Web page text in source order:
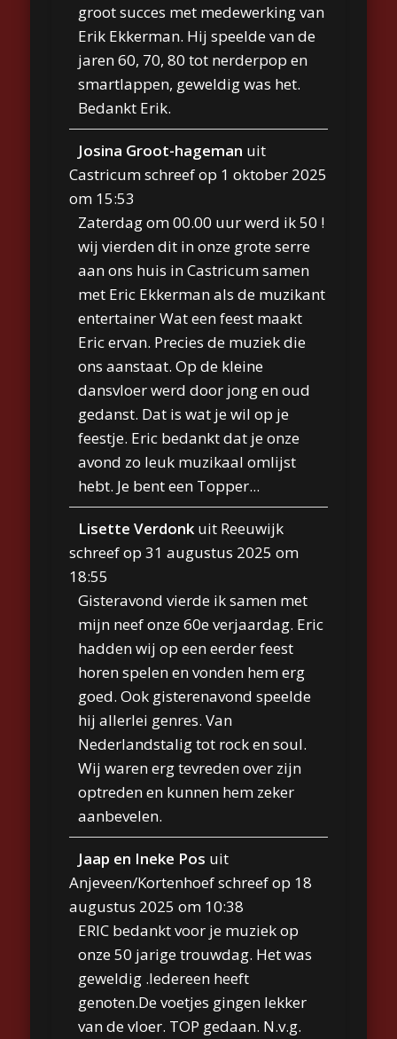
groot succes met medewerking van
Erik Ekkerman. Hij speelde van de
jaren 60, 70, 80 tot nerderpop en
smartlappen, geweldig was het.
Bedankt Erik.
Josina Groot-hageman uit
Castricumschreef op 1 oktober 2025
om 15:53
Zaterdag om 00.00 uur werd ik 50 !
wij vierden dit in onze grote serre
aan ons huis in Castricum samen
met Eric Ekkerman als de muzikant
entertainer Wat een feest maakt
Eric ervan. Precies de muziek die
ons aanstaat. Op de kleine
dansvloer werd door jong en oud
gedanst. Dat is wat je wil op je
feestje. Eric bedankt dat je onze
avond zo leuk muzikaal omlijst
hebt. Je bent een Topper...
Lisette Verdonk uit Reeuwijk
schreef op 31 augustus 2025 om
18:55
Gisteravond vierde ik samen met
mijn neef onze 60e verjaardag. Eric
hadden wij op een eerder feest
horen spelen en vonden hem erg
goed. Ook gisterenavond speelde
hij allerlei genres. Van
Nederlandstalig tot rock en soul.
Wij waren erg tevreden over zijn
optreden en kunnen hem zeker
aanbevelen.
Jaap en Ineke Pos uit
Anjeveen/Kortenhoefschreef op 18
augustus 2025 om 10:38
ERIC bedankt voor je muziek op
onze 50 jarige trouwdag. Het was
geweldig .Iedereen heeft
genoten.De voetjes gingen lekker
van de vloer. TOP gedaan. N.v.g.